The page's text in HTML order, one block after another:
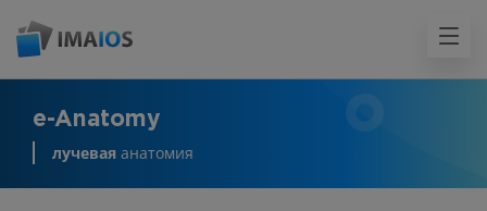
e-Anatomy
лучевая анатомия